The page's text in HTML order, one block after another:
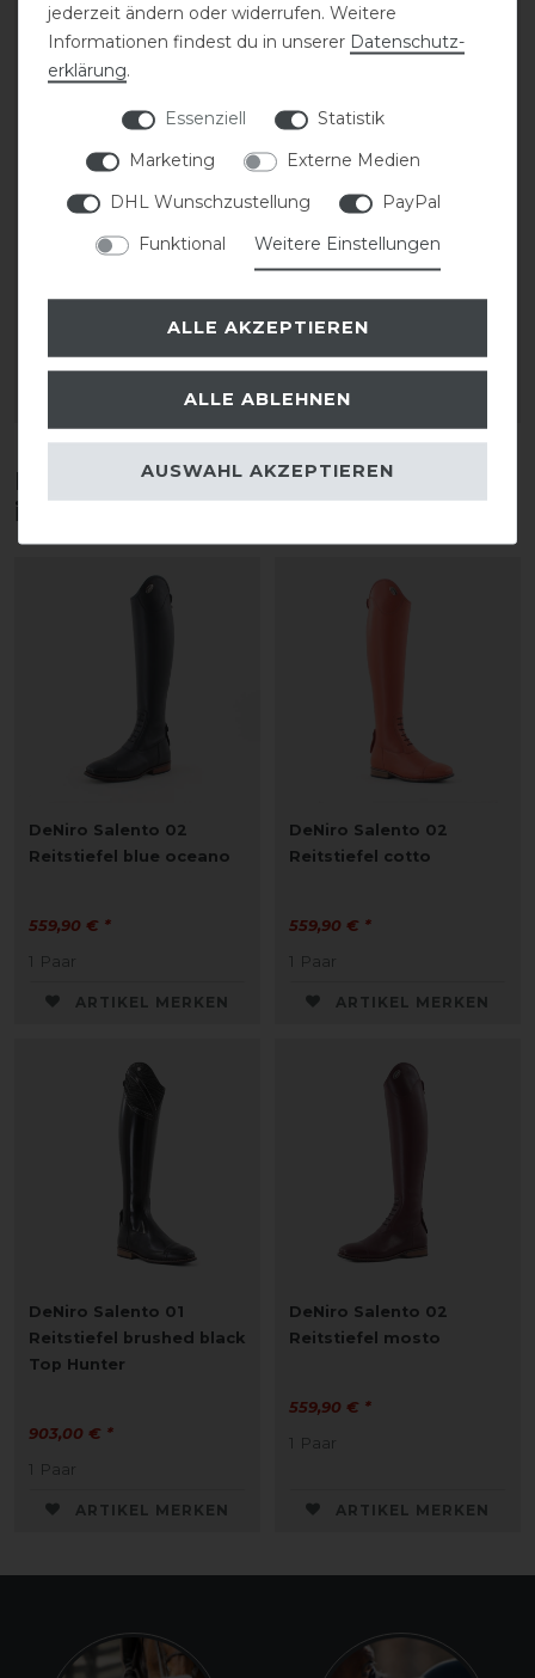
Schuhcreme 75 ml
0.075 Liter | 132,00 € / Liter
ARTIKEL MERKEN
Schuhcreme 75 ml
9,90 € *
0.075 Liter | 132,00 € / Liter
ARTIKEL MERKEN
Diese Produkte könnten dich auch
interessieren
DeNiro Salento 02
Reitstiefel blue oceano
559,90 € *
1 Paar
ARTIKEL MERKEN
DeNiro Salento 02
Reitstiefel cotto
559,90 € *
1 Paar
ARTIKEL MERKEN
DeNiro Salento 01
Reitstiefel brushed black
Top Hunter
903,00 € *
1 Paar
ARTIKEL MERKEN
DeNiro Salento 02
Reitstiefel mosto
559,90 € *
1 Paar
ARTIKEL MERKEN
jederzeit ändern oder widerrufen. Weitere
Informationen findest du in unserer Daten­schutz­
erklärung.
Essenziell
Statistik
Marketing
Externe Medien
DHL Wunschzustellung
PayPal
Funktional
Weitere Einstellungen
ALLE AKZEPTIEREN
ALLE ABLEHNEN
AUSWAHL AKZEPTIEREN